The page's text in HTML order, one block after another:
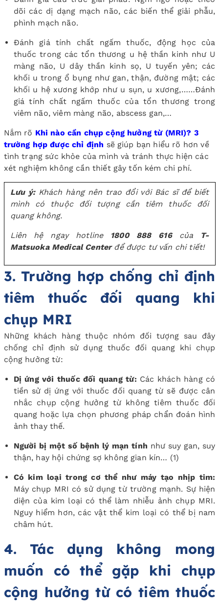
dõi các dị dạng mạch não, các biến thể giải phẫu,
phình mạch não.
Đánh giá tính chất ngấm thuốc, động học của
thuốc trong các tổn thương u hệ thần kinh như U
màng não, U dây thần kinh sọ, U tuyến yên; các
khối u trong ổ bụng như gan, thận, đường mật; các
khối u hệ xương khớp như u sụn, u xương,……Đánh
giá tính chất ngấm thuốc của tổn thương trong
viêm não, viêm màng não, abscess gan,…
Nắm rõ Khi nào cần chụp cộng hưởng từ (MRI)? 3
trường hợp được chỉ định sẽ giúp bạn hiểu rõ hơn về
tình trạng sức khỏe của mình và tránh thực hiện các
xét nghiệm không cần thiết gây tốn kém chi phí.
Lưu ý:Khách hàng nên trao đổi với Bác sĩ để biết
mình có thuộc đối tượng cần tiêm thuốc đối
quang không.
Liên hệ ngay hotline 1800 888 616của T-
Matsuoka Medical Centerđể được tư vấn chi tiết!
3. Trường hợp chống chỉ định
tiêm thuốc đối quang khi
chụp MRI
Những khách hàng thuộc nhóm đối tượng sau đây
chống chỉ định sử dụng thuốc đối quang khi chụp
cộng hưởng từ:
Dị ứng với thuốc đối quang từ: Các khách hàng có
tiền sử dị ứng với thuốc đối quang từ sẽ được cân
nhắc chụp cộng hưởng từ không tiêm thuốc đối
quang hoặc lựa chọn phương pháp chẩn đoán hình
ảnh thay thế.
Người bị một số bệnh lý mạn tính như suy gan, suy
thận, hay hội chứng sợ không gian kín… (1)
Có kim loại trong cơ thể như máy tạo nhịp tim:
Máy chụp MRI có sử dụng từ trường mạnh. Sự hiện
diện của kim loại có thể làm nhiễu ảnh chụp MRI.
Nguy hiểm hơn, các vật thể kim loại có thể bị nam
châm hút.
4. Tác dụng không mong
muốn có thể gặp khi chụp
cộng hưởng từ có tiêm thuốc